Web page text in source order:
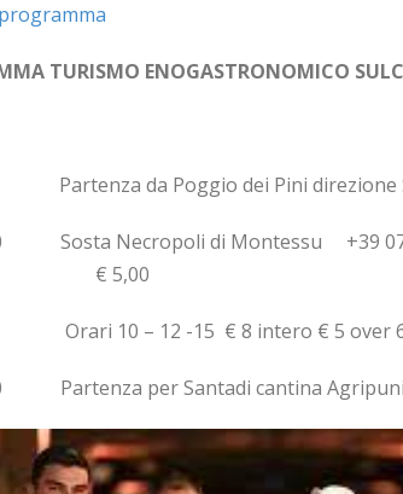
TURISMO ENOGASTRONOMICO
da Poggio dei Pini direzione
Sosta Necropoli di Montessu +39
€ 5,00
– 12 -15 € 8 intero € 5 over 65
Partenza per Santadi cantina